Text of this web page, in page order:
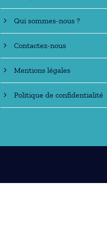
Qui sommes-nous ?
Contactez-nous
Mentions légales
Politique de confidentialité